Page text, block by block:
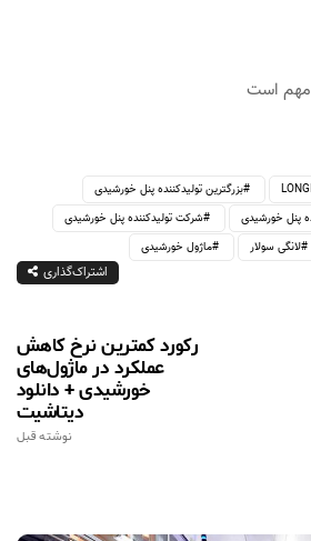
مهم است
بزرگترین تولیدکننده پنل خورشیدی
پنل خورشیدی
شرکت تولیدکننده پنل خورشیدی
لانگی سولار ماژول خورشیدی
اشتراک‌گذاری
رکورد کمترین نرخ کاهش
عملکرد در ماژول‎‌های
خورشیدی + دانلود
دیتاشیت
نوشته قبل